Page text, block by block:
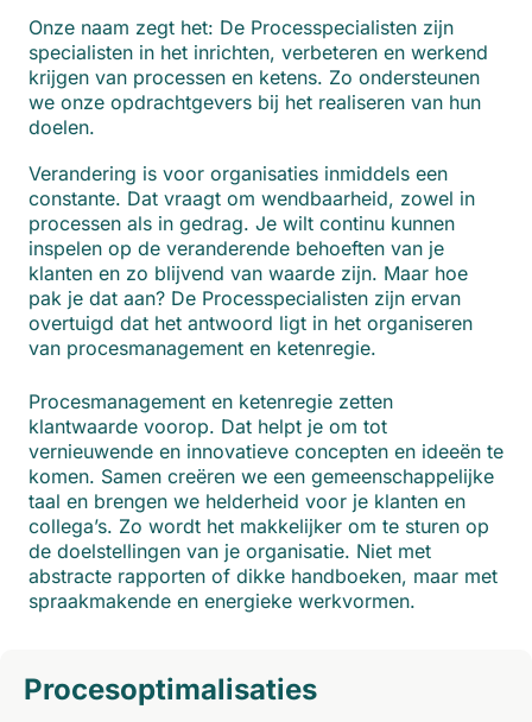
Onze naam zegt het: De Processpecialisten zijn
specialisten in het inrichten, verbeteren en werkend
krijgen van processen en ketens. Zo ondersteunen
we onze opdrachtgevers bij het realiseren van hun
doelen.
Verandering is voor organisaties inmiddels een
constante. Dat vraagt om wendbaarheid, zowel in
processen als in gedrag. Je wilt continu kunnen
inspelen op de veranderende behoeften van je
klanten en zo blijvend van waarde zijn. Maar hoe
pak je dat aan? De Processpecialisten zijn ervan
overtuigd dat het antwoord ligt in het organiseren
van procesmanagement en ketenregie.
Procesmanagement en ketenregie zetten
klantwaarde voorop. Dat helpt je om tot
vernieuwende en innovatieve concepten en ideeën te
komen. Samen creëren we een gemeenschappelijke
taal en brengen we helderheid voor je klanten en
collega’s. Zo wordt het makkelijker om te sturen op
de doelstellingen van je organisatie. Niet met
abstracte rapporten of dikke handboeken, maar met
spraakmakende en energieke werkvormen.
Procesoptimalisaties